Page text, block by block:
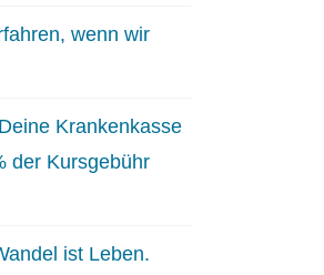
wenn wir
Krankenkasse
der Kursgebühr
ist Leben.